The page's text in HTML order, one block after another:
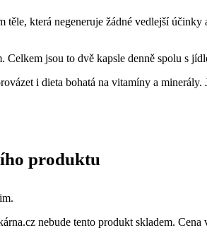
která negeneruje žádné vedlejší
jsou to dvě kapsle denně spolu s
i dieta bohatá na vitamíny a minerály.
produktu
nebude tento produkt skladem.